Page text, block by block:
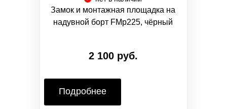
Замок и монтажная площадка на
надувной борт FMp225, чёрный
2 100 руб.
Подробнее